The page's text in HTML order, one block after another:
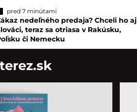
pred 7 minútami
nedeľného predaja? Chceli ho aj
teraz sa otriasa v Rakúsku,
či Nemecku